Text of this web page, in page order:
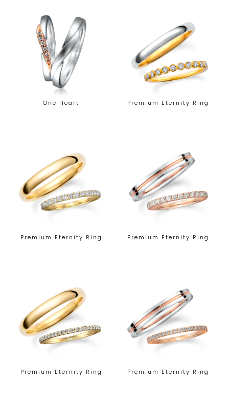
One Heart Premium Eternity Ring
Premium Eternity Ring Premium Eternity Ring
Premium Eternity Ring Premium Eternity Ring